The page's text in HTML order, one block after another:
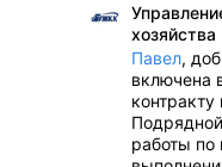
хозяйства
Павел,
включена
работы по